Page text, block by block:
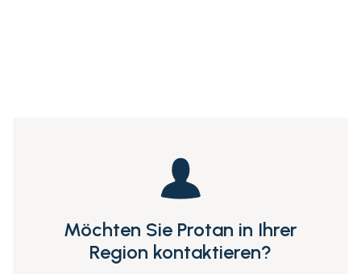
Möchten Sie Protan in Ihrer
Region kontaktieren?